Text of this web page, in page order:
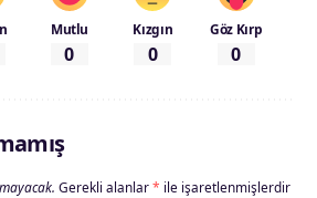
Mutlu
0
Kızgın
0
Göz Kırp
0
Gerekli alanlar* ile işaretlenmişlerdir